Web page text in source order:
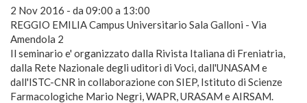
2 Nov 2016 - da 09:00 a 13:00
REGGIO EMILIA Campus Universitario Sala Galloni - Via
Amendola 2
Il seminario e' organizzato dalla Rivista Italiana di Freniatria,
dalla Rete Nazionale degli uditori di Voci, dall'UNASAM e
dall'ISTC-CNR in collaborazione con SIEP, Istituto di Scienze
Farmacologiche Mario Negri, WAPR, URASAM e AIRSAM.